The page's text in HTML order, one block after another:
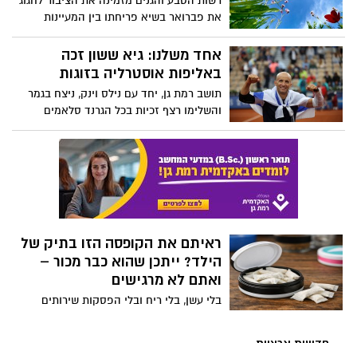
את פברואר בשיא פריחתו בין המעיינות
והמדשאות של הנגב המערבי עם שוק אומנים
ססגוני על המים, מופעי קרקס, סדנאות "קסם
המדבר" ומתחם חקר מיוחד לבתי גידול
אחד משלנו: גיא ששון זכה
באליפות אוסטרליה בזוגות
תושב רמת גן, יחד עם נילס וינק, ניצח בגמר
והשלימו רצף זכיות בכל הגרנד סלאמים
ראיתם את הקופסה הזו בתיק של
הילד? ייתכן שהוא כבר מכור –
ואתם לא מרגישים
בלי עשן, בלי ריח ובלי הפסקות שירותים